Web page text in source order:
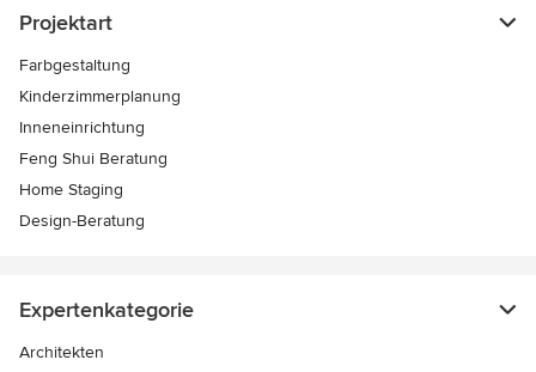
Projektart
Farbgestaltung
Kinderzimmerplanung
Inneneinrichtung
Feng Shui Beratung
Home Staging
Design-Beratung
Expertenkategorie
Architekten